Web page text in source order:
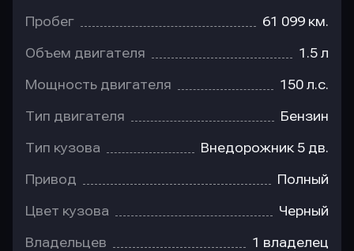
Пробег 61 099 км.
Объем двигателя 1.5 л
Мощность двигателя 150 л.с.
Тип двигателя Бензин
Тип кузова Внедорожник 5 дв.
Привод Полный
Цвет кузова Черный
Владельцев 1 владелец